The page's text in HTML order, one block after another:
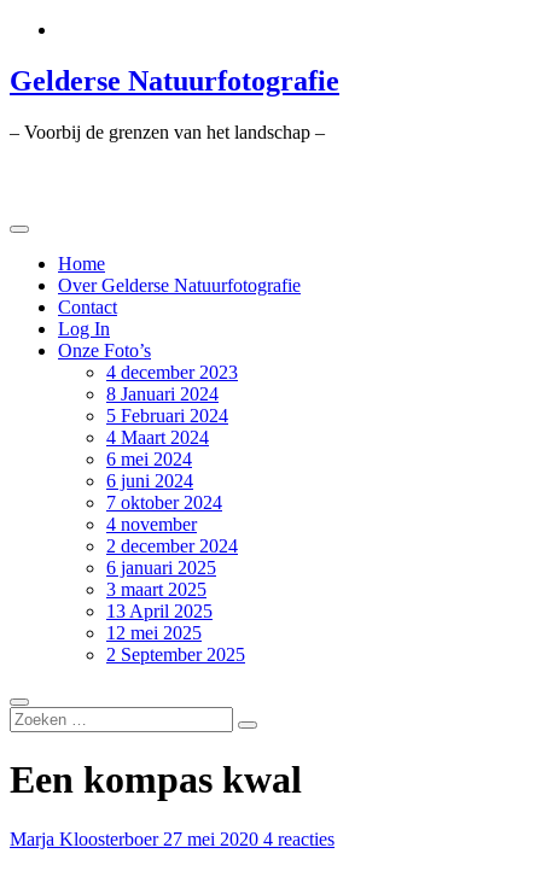
de
inhoud
Gelderse Natuurfotografie
– Voorbij de grenzen van het landschap –
Home
Over Gelderse Natuurfotografie
Contact
Log In
Onze Foto’s
4 december 2023
8 Januari 2024
5 Februari 2024
4 Maart 2024
6 mei 2024
6 juni 2024
7 oktober 2024
4 november
2 december 2024
6 januari 2025
3 maart 2025
13 April 2025
12 mei 2025
2 September 2025
Een kompas kwal
Marja Kloosterboer 27 mei 2020 4 reacties